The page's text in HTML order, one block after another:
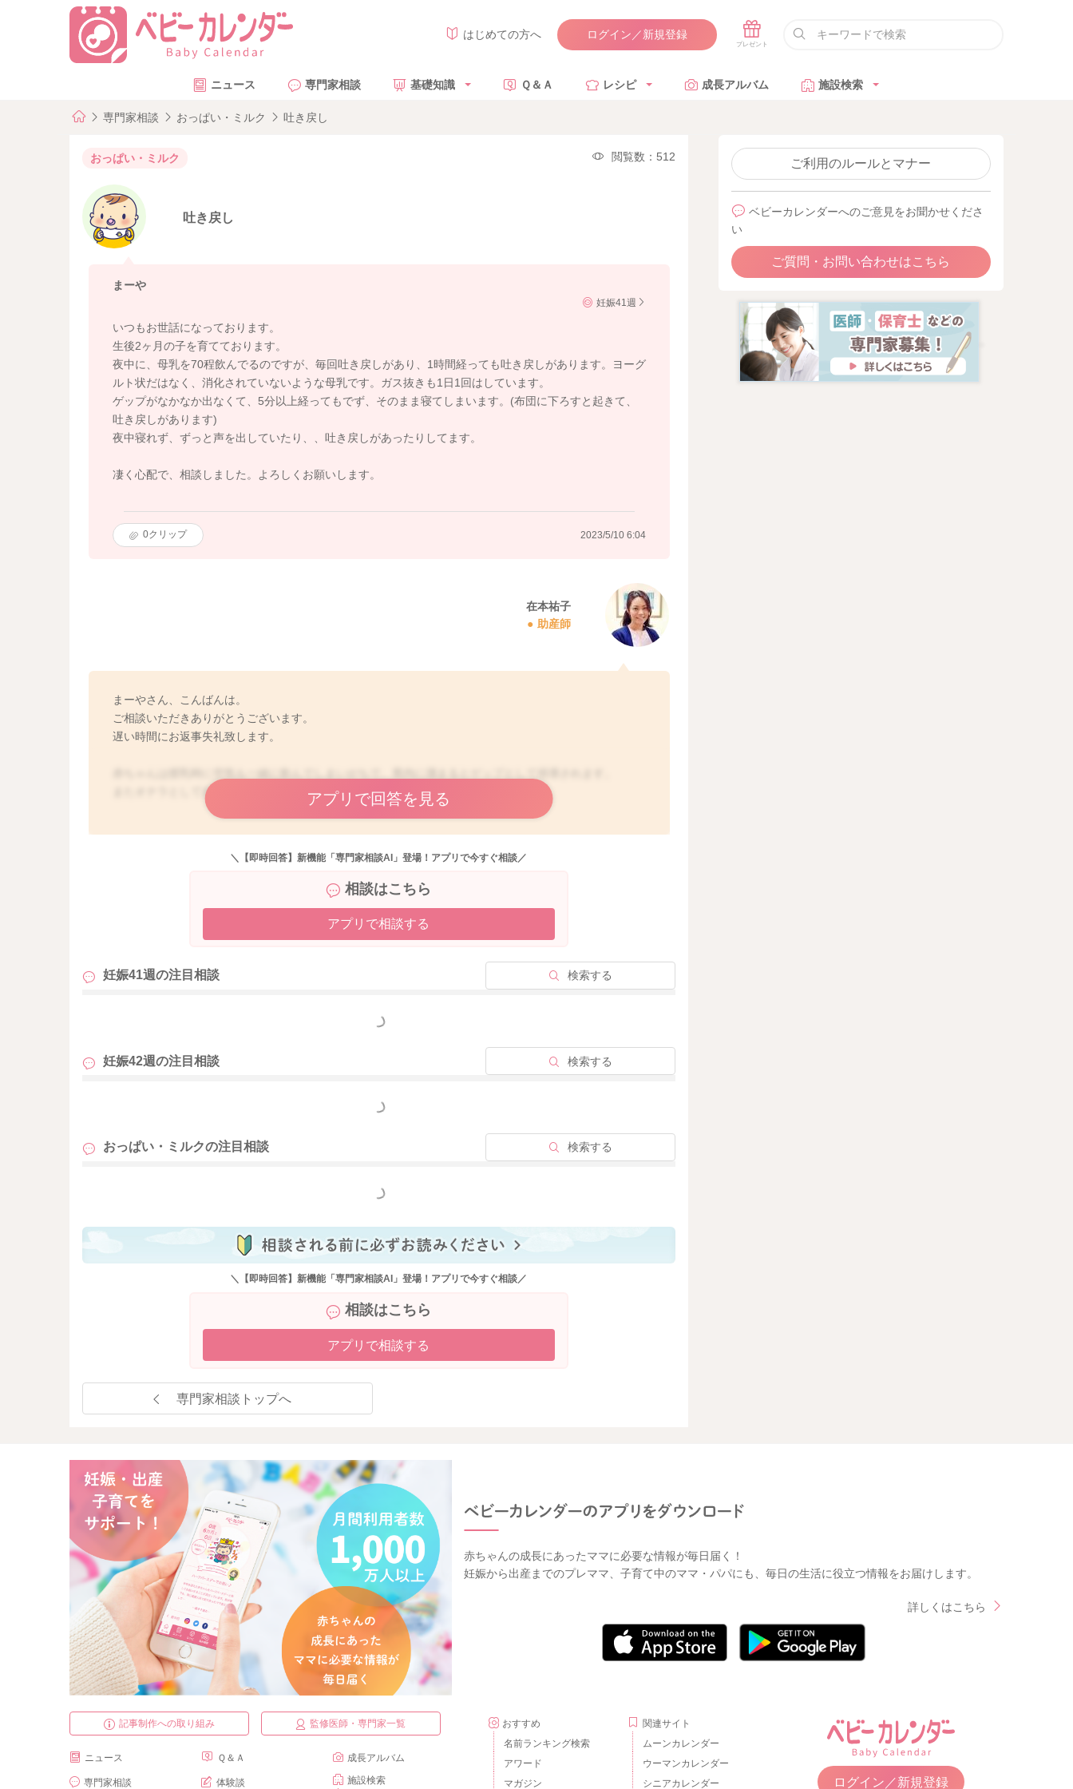
はじめての方へ ログイン／新規登録
ニュース 専門家相談 基礎知識 Ｑ＆Ａ レシピ 成長アルバム 施設検索
専門家相談 おっぱい・ミルク 吐き戻し
おっぱい・ミルク 閲覧数：512
吐き戻し
まーや
妊娠41週
いつもお世話になっております。
生後2ヶ月の子を育てております。
夜中に、母乳を70程飲んでるのですが、毎回吐き戻しがあり、1時間経っても吐き戻しがあります。ヨーグ
ルト状だはなく、消化されていないような母乳です。ガス抜きも1日1回はしています。
ゲップがなかなか出なくて、5分以上経ってもでず、そのまま寝てしまいます。(布団に下ろすと起きて、
吐き戻しがあります)
夜中寝れず、ずっと声を出していたり、、吐き戻しがあったりしてます。
凄く心配で、相談しました。よろしくお願いします。
0クリップ 2023/5/10 6:04
在本祐子
助産師
まーやさん、こんばんは。
ご相談いただきありがとうございます。
遅い時間にお返事失礼致します。
またオナラとして出ていることもあります。
ですが、必ず出ないといけないものでもありませんので、お尻を丸くするような姿勢で縦に抱っこして20
分くらいご様子を見てもらうとよいのではないかと思います。
どうしても出ない場合には横向きに寝かしつけておけば心配ないですよ。
哺乳瓶で授乳している期間はゲップをチャレンジしていきましょうね。
https://baby-calendar.jp/smilenews/detail/6449
https://m.youtube.com/watch?v=q1k-RmgCQnA&list=PL5X6kc70Rx7CjSLazVhQd77gzNNAkJy1z&index=5
アプリで回答を見る
＼【即時回答】新機能「専門家相談AI」登場！アプリで今すぐ相談／
相談はこちら
アプリで相談する
妊娠41週の注目相談 検索する
もっと見る
妊娠42週の注目相談 検索する
もっと見る
おっぱい・ミルクの注目相談 検索する
もっと見る
＼【即時回答】新機能「専門家相談AI」登場！アプリで今すぐ相談／
相談はこちら
アプリで相談する
専門家相談トップへ
ご利用のルールとマナー
ベビーカレンダーへのご意見をお聞かせくださ
い
ご質問・お問い合わせはこちら
赤ちゃんの成長にあったママに必要な情報が毎日届く！
妊娠から出産までのプレママ、子育て中のママ・パパにも、毎日の生活に役立つ情報をお届けします。
詳しくはこちら
記事制作への取り組み 監修医師・専門家一覧
ニュース
専門家相談
Ｑ＆Ａ
体験談
成長アルバム
施設検索
おすすめ
名前ランキング検索
アワード
マガジン
関連サイト
ムーンカレンダー
ウーマンカレンダー
シニアカレンダー
ログイン／新規登録